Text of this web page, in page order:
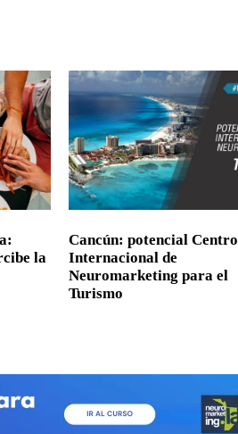
la
Cancún: potencial Centro
Internacional de
Neuromarketing para el
Turismo